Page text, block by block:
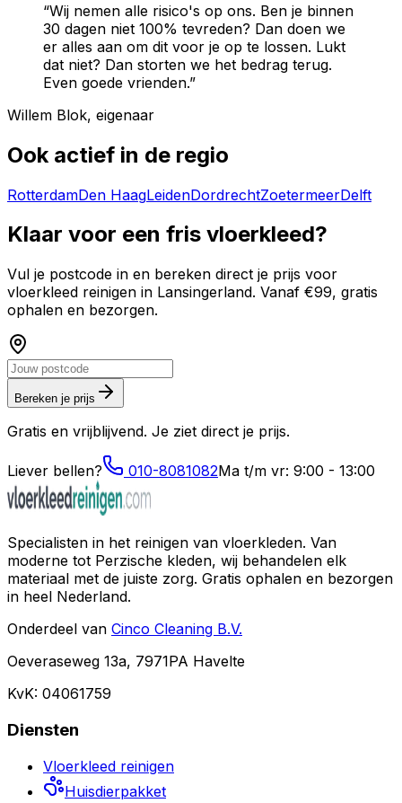
“Wij nemen alle risico's op ons. Ben je binnen
30 dagen niet 100% tevreden? Dan doen we
er alles aan om dit voor je op te lossen. Lukt
dat niet? Dan storten we het bedrag terug.
Even goede vrienden.”
Willem Blok, eigenaar
Ook actief in de regio
RotterdamDen HaagLeidenDordrechtZoetermeerDelft
Klaar voor een fris vloerkleed?
Vul je postcode in en bereken direct je prijs voor
vloerkleed reinigen in Lansingerland. Vanaf €99, gratis
ophalen en bezorgen.
Bereken je prijs
Gratis en vrijblijvend. Je ziet direct je prijs.
Liever bellen? 010-8081082Ma t/m vr: 9:00 - 13:00
Specialisten in het reinigen van vloerkleden. Van
moderne tot Perzische kleden, wij behandelen elk
materiaal met de juiste zorg. Gratis ophalen en bezorgen
in heel Nederland.
Onderdeel van Cinco Cleaning B.V.
Oeveraseweg 13a, 7971PA Havelte
KvK: 04061759
Diensten
Vloerkleed reinigen
Huisdierpakket